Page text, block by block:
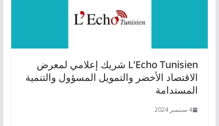
L’Echo Tunisien شريك إعلامي لمعرض
الاقتصاد الأخضر والتمويل المسؤول والتنمية
المستدامة
4 سبتمبر 2024